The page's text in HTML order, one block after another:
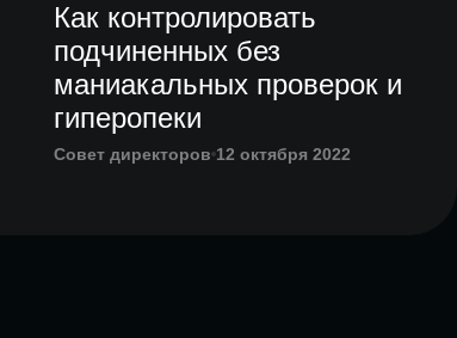
Как контролировать
подчиненных без
маниакальных проверок и
гиперопеки
Совет директоров 12 октября 2022